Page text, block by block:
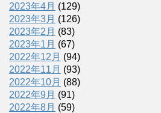
2023年4月 (129)
2023年3月 (126)
2023年2月 (83)
2023年1月 (67)
2022年12月 (94)
2022年11月 (93)
2022年10月 (88)
2022年9月 (91)
2022年8月 (59)